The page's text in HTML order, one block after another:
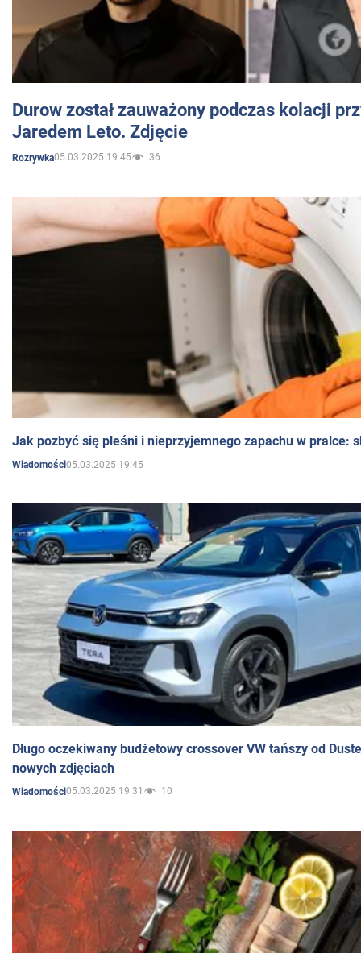
Durow został zauważony podczas kolacji
Jaredem Leto. Zdjęcie
Rozrywka05.03.2025 19:45 36
Jak pozbyć się pleśni i nieprzyjemnego zapachu w pralce:
Wiadomości05.03.2025 19:45
Długo oczekiwany budżetowy crossover VW tańszy od
nowych zdjęciach
Wiadomości05.03.2025 19:31 10